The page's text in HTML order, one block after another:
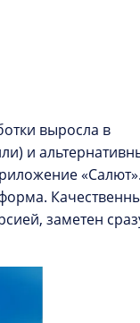
выросла в
и
заметен